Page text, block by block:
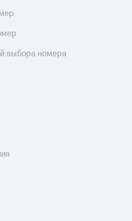
выбора номера